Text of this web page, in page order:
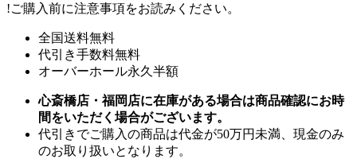
!ご購入前に注意事項をお読みください。
全国送料無料
代引き手数料無料
オーバーホール永久半額
心斎橋店・福岡店に在庫がある場合は商品確認にお時
間をいただく場合がございます。
代引きでご購入の商品は代金が50万円未満、現金のみ
のお取り扱いとなります。